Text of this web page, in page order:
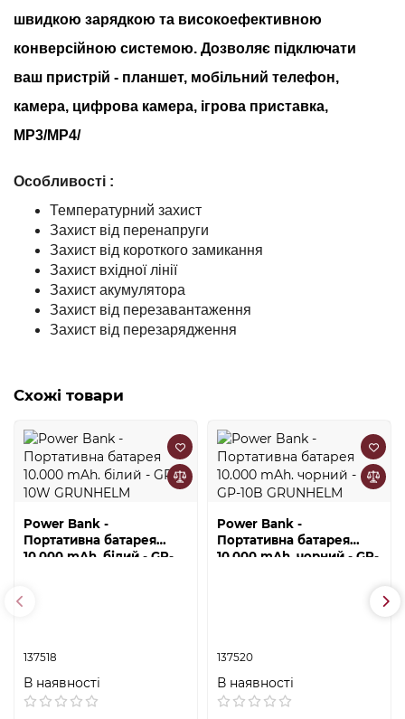
швидкою зарядкою та високоефективною
конверсійною системою. Дозволяє підключати
ваш пристрій - планшет, мобільний телефон,
камера, цифрова камера, ігрова приставка,
MP3/MP4/
Особливості :
Температурний захист
Захист від перенапруги
Захист від короткого замикання
Захист вхідної лінії
Захист акумулятора
Захист від перезавантаження
Захист від перезарядження
Схожі товари
Power Bank -
Портативна батарея
10.000 mAh. білий - GP-
137518
В наявності
Power Bank -
Портативна батарея
10.000 mAh. чорний - GP-
137520
В наявності